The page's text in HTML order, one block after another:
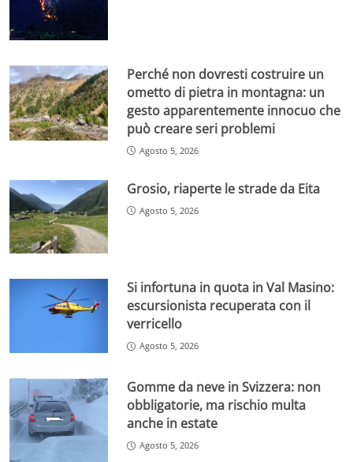
Perché non dovresti costruire un
ometto di pietra in montagna: un
gesto apparentemente innocuo che
può creare seri problemi
Agosto 5, 2026
Grosio, riaperte le strade da Eita
Agosto 5, 2026
Si infortuna in quota in Val Masino:
escursionista recuperata con il
verricello
Agosto 5, 2026
Gomme da neve in Svizzera: non
obbligatorie, ma rischio multa
anche in estate
Agosto 5, 2026